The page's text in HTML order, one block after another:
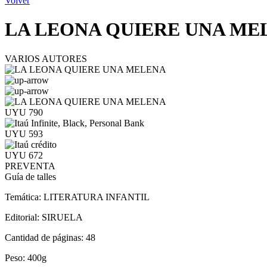
LA LEONA QUIERE UNA
VARIOS AUTORES
UYU 790
UYU 593
UYU 672
PREVENTA
Guía de talles
Temática: LITERATURA INFANTIL
Editorial: SIRUELA
Cantidad de páginas: 48
Peso: 400g